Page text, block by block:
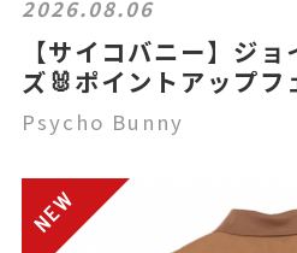
2026.08.06
【サイコバニー】ジ
ズ🐰ポイントアップフ
Psycho Bunny